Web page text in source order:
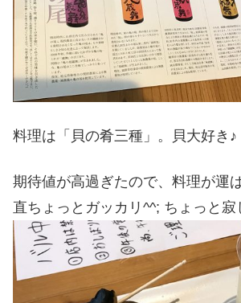
料理は「貝の肴三種」。貝大好き♪
期待値が高過ぎたので、料理が運
直ちょっとガッカリ^^; ちょっと寂